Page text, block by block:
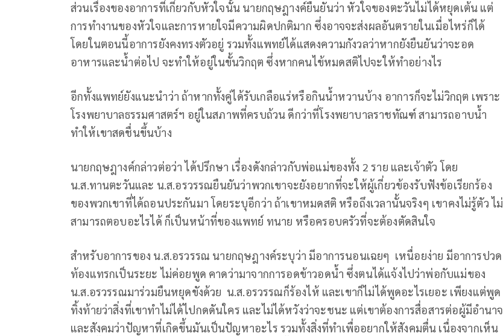
ส่วนเรื่องของอาการที่เกี่ยวกับหัวใจนั้น นายกฤษฎางค์ยืนยันว่า หัวใจของตะวันไม่ได้หยุดเต้น แต่
การทำงานของหัวใจและการหายใจมีความผิดปกติมาก ซึ่งอาจจะส่งผลอันตรายในเมื่อไหร่ก็ได้
โดยในตอนนี้อาการยังคงทรงตัวอยู่ รวมทั้งแพทย์ได้แสดงความกังวลว่าหากยังยืนยันว่าจะอด
อาหารและน้ำต่อไป จะทำให้อยู่ในขั้นวิกฤต ซึ่งหากคนไข้หมดสติไปจะให้ทำอย่างไร
อีกทั้งแพทย์ยังแนะนำว่า ถ้าหากทั้งคู่ได้รับเกลือแร่หรือกินน้ำหวานบ้าง อาการก็จะไม่วิกฤต เพราะ
โรงพยาบาลธรรมศาสตร์ฯ อยู่ในสภาพที่ครบถ้วน ดีกว่าที่โรงพยาบาลราชทัณฑ์ สามารถอาบน้ำ
ทำให้เขาสดชื่นขึ้นบ้าง
นายกฤษฎางค์กล่าวต่อว่า ได้ปรึกษา เรื่องดังกล่าวกับพ่อแม่ของทั้ง 2 ราย และเจ้าตัว โดย
น.ส.ทานตะวันและ น.ส.อรวรรณยืนยันว่าพวกเขาจะยังอยากที่จะให้ผู้เกี่ยวข้องรับฟังข้อเรียกร้อง
ของพวกเขาที่ได้ถอนประกันมา โดยระบุอีกว่า ถ้าเขาหมดสติ หรือถึงเวลานั้นจริงๆ เขาคงไม่รู้ตัว ไม่
สามารถตอบอะไรได้ ก็เป็นหน้าที่ของแพทย์ ทนาย หรือครอบครัวที่จะต้องตัดสินใจ
สำหรับอาการของ น.ส.อรวรรณ นายกฤษฎางค์ระบุว่า มีอาการนอนเฉยๆ เหนื่อยง่าย มีอาการปวด
ท้องแทรกเป็นระยะ ไม่ค่อยพูด คาดว่ามาจากการอดข้าวอดน้ำ ซึ่งตนได้แจ้งไปว่าพ่อกับแม่ของ
น.ส.อรวรรณมาร่วมยืนหยุดขังด้วย น.ส.อรวรรณก็ร้องไห้ และเขาก็ไม่ได้พูดอะไรเยอะ เพียงแต่พูด
ทิ้งท้ายว่าสิ่งที่เขาทำไม่ได้ไปกดดันใคร และไม่ได้หวังว่าจะชนะ แต่เขาต้องการสื่อสารต่อผู้มีอำนาจ
และสังคมว่าปัญหาที่เกิดขึ้นมันเป็นปัญหาอะไร รวมทั้งสิ่งที่ทำเพื่ออยากให้สังคมตื่น เนื่องจากเห็น